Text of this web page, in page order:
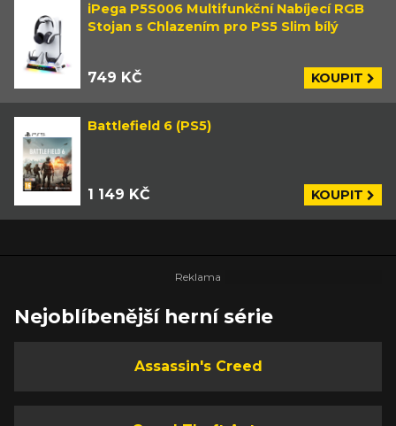
iPega P5S006 Multifunkční Nabíjecí RGB
Stojan s Chlazením pro PS5 Slim bílý
749 KČ KOUPIT
Battlefield 6 (PS5)
1 149 KČ KOUPIT
Nejoblíbenější herní série
Assassin's Creed